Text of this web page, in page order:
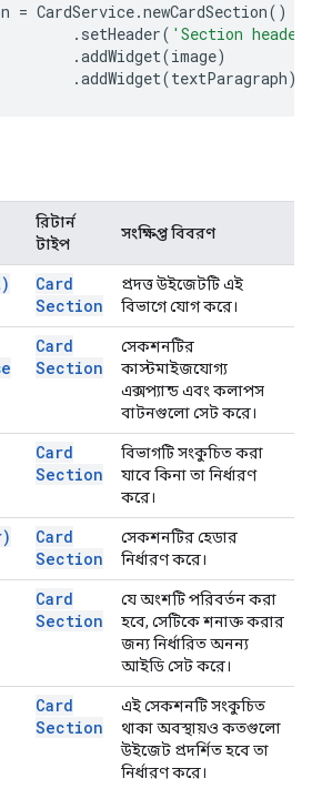
= CardService.newCardSection()
. setHeader( 'Section
.addWidget(image)
.addWidget(textParagraph);
রিটার্ন
টাইপ
সংক্ষিপ্ত বিবরণ
Card
Section
প্রদত্ত উইজেটটি এই
বিভাগে যোগ করে।
Card
Section
সেকশনটির
কাস্টমাইজযোগ্য
এক্সপ্যান্ড এবং কলাপস
বাটনগুলো সেট করে।
Card
Section
বিভাগটি সংকুচিত করা
যাবে কিনা তা নির্ধারণ
করে।
Card
Section
সেকশনটির হেডার
নির্ধারণ করে।
Card
Section
যে অংশটি পরিবর্তন করা
হবে, সেটিকে শনাক্ত করার
জন্য নির্ধারিত অনন্য
আইডি সেট করে।
Card
Section
এই সেকশনটি সংকুচিত
থাকা অবস্থায়ও কতগুলো
উইজেট প্রদর্শিত হবে তা
নির্ধারণ করে।